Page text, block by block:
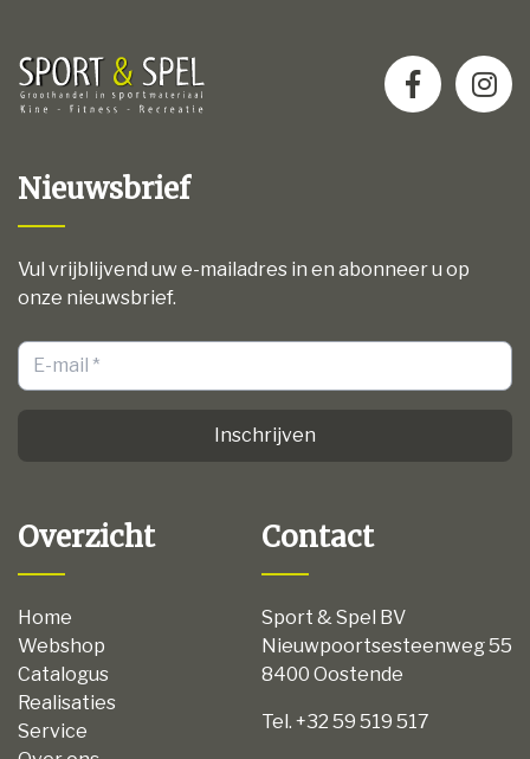
Nieuwsbrief
Vul vrijblijvend uw e-mailadres in en abonneer u op
onze nieuwsbrief.
Inschrijven
Overzicht
Home
Webshop
Catalogus
Realisaties
Service
Contact
Sport & Spel BV
Nieuwpoortsesteenweg 55
8400 Oostende
Tel. +32 59 519 517